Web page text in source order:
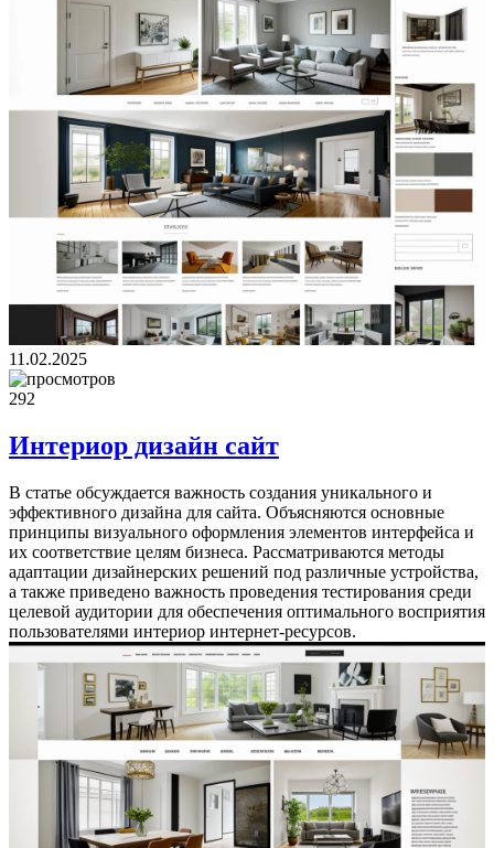
11.02.2025
292
Интериор дизайн сайт
В статье обсуждается важность создания уникального и
эффективного дизайна для сайта. Объясняются основные
принципы визуального оформления элементов интерфейса и
их соответствие целям бизнеса. Рассматриваются методы
адаптации дизайнерских решений под различные устройства,
а также приведено важность проведения тестирования среди
целевой аудитории для обеспечения оптимального восприятия
пользователями интериор интернет-ресурсов.